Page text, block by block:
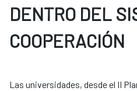
DENTRO DEL
COOPERACIÓN
Las universidades, desde el II